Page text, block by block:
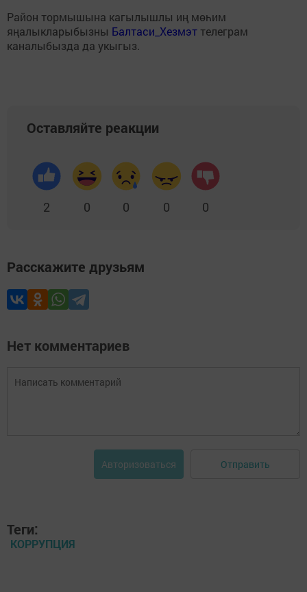
Район тормышына кагылышлы иң мөһим
яңалыкларыбызны Балтаси_Хезмэт телеграм
каналыбызда да укыгыз.
Оставляйте реакции
2 0 0 0 0
Расскажите друзьям
Нет комментариев
Авторизоваться Отправить
Теги:
КОРРУПЦИЯ